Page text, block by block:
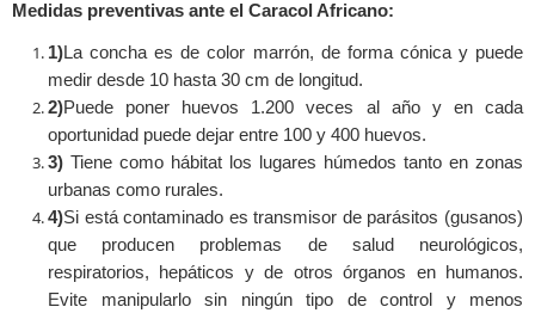
Medidas preventivas ante el Caracol Africano:
1)La concha es de color marrón, de forma cónica y puede
medir desde 10 hasta 30 cm de longitud.
2)Puede poner huevos 1.200 veces al año y en cada
oportunidad puede dejar entre 100 y 400 huevos.
3) Tiene como hábitat los lugares húmedos tanto en zonas
urbanas como rurales.
4)Si está contaminado es transmisor de parásitos (gusanos)
que producen problemas de salud neurológicos,
respiratorios, hepáticos y de otros órganos en humanos.
Evite manipularlo sin ningún tipo de control y menos